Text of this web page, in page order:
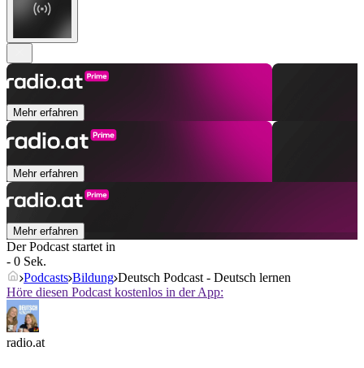
Mehr erfahren
Mehr erfahren
Mehr erfahren
Der Podcast startet in
- 0 Sek.
Podcasts Bildung Deutsch Podcast - Deutsch lernen
Höre diesen Podcast kostenlos in der App:
radio.at